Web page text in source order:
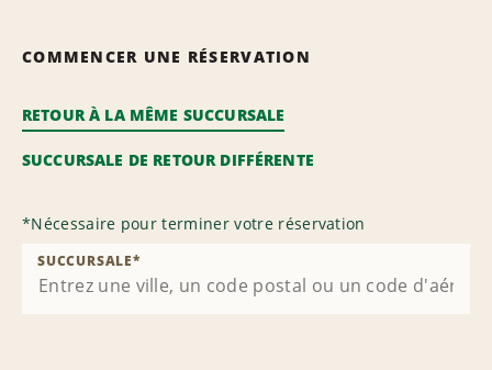
COMMENCER UNE RÉSERVATION
RETOUR À LA MÊME SUCCURSALE
SUCCURSALE DE RETOUR DIFFÉRENTE
*Nécessaire pour terminer votre réservation
SUCCURSALE*